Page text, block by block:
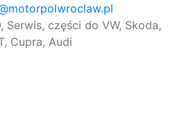
Serwis, części do VW, Skoda,
Cupra, Audi